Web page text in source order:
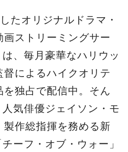
たオリジナルドラマ・
ストリーミングサー
、毎月豪華なハリウッ
督によるハイクオリテ
を独占で配信中。そん
気俳優ジェイソン・モ
作総指揮を務める新
ーフ・オブ・ウォー」